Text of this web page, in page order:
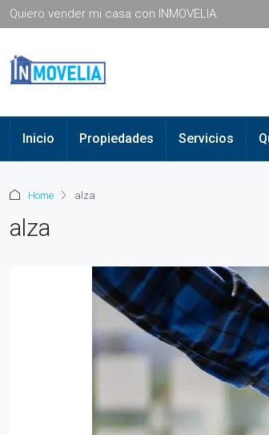
Quiero vender mi casa con INMOVELIA.
Inicio Propiedades Servicios
Home alza
alza